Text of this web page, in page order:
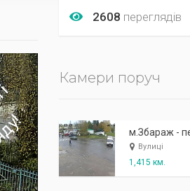
2608 переглядів
Камери поруч
Вулиці
1,415 км.